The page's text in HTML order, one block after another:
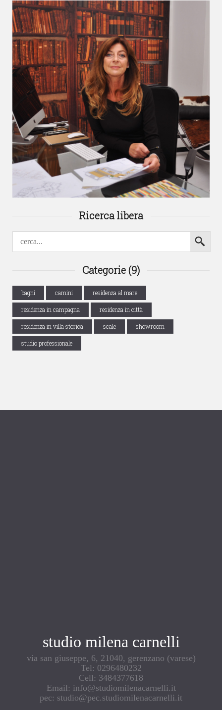
Ricerca libera
Categorie (9)
bagni camini residenza al mare
residenza in campagna residenza in città
residenza in villa storica scale showroom
studio professionale
studio milena carnelli
via san giuseppe, 6, 21040, gerenzano (varese)
Tel: 0296480232
Cell: 3484377618
Email: info@studiomilenacarnelli.it
pec: studio@pec.studiomilenacarnelli.it